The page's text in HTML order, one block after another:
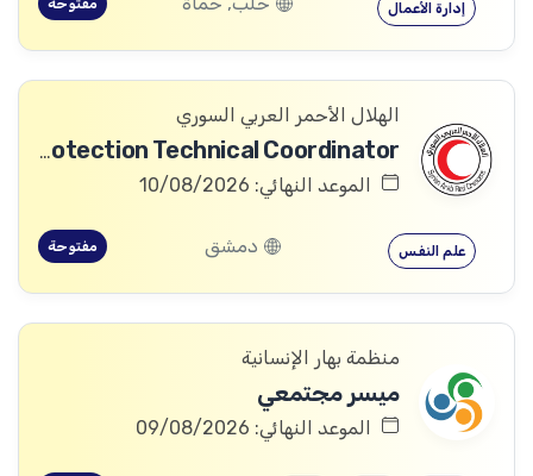
إدارة الأعمال مفتوحة
الهلال الأحمر العربي السوري
Community Services and Protection Technical Coordinator
الموعد النهائي: 10/08/2026
علم النفس دمشق مفتوحة
منظمة بهار الإنسانية
ميسر مجتمعي
الموعد النهائي: 09/08/2026